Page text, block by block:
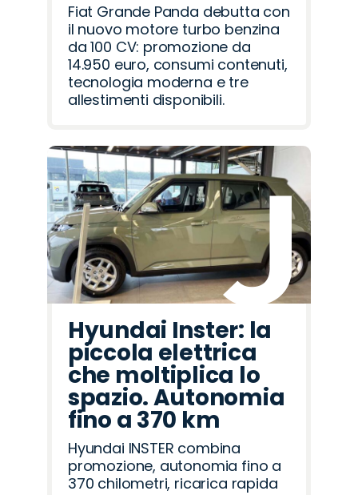
Fiat Grande Panda debutta con
il nuovo motore turbo benzina
da 100 CV: promozione da
14.950 euro, consumi contenuti,
tecnologia moderna e tre
allestimenti disponibili.
Hyundai Inster: la
piccola elettrica
che moltiplica lo
spazio. Autonomia
fino a 370 km
Hyundai INSTER combina
promozione, autonomia fino a
370 chilometri, ricarica rapida